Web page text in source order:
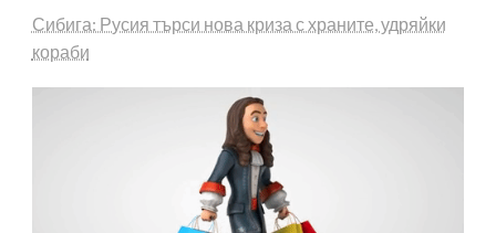
Сибига: Русия търси нова криза с храните, удряйки
кораби